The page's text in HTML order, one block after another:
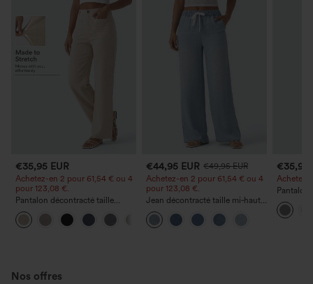
€35,95 EUR
Achetez-en 2 pour 61,54 € ou 4
pour 123,08 €.
Pantalon décontracté taille
haute à jambe droite, effet lin,
avec poches
€44,95 EUR €49,95 EUR
Achetez-en 2 pour 61,54 € ou 4
pour 123,08 €.
Jean décontracté taille mi‑haute,
à cordon de serrage, avec
poches
€35,95
Achetez-
Pantalon
poches
Nos offres